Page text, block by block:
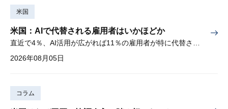
米国
米国：AIで代替される雇用者はいかほどか
2026年08月05日
コラム